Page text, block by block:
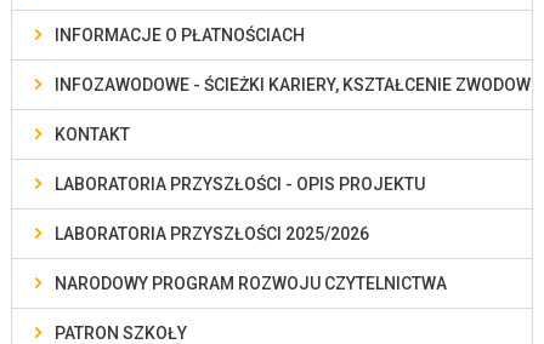
INFORMACJE O PŁATNOŚCIACH
INFOZAWODOWE - ŚCIEŻKI KARIERY, KSZTAŁCENIE ZWODOWE
KONTAKT
LABORATORIA PRZYSZŁOŚCI - OPIS PROJEKTU
LABORATORIA PRZYSZŁOŚCI 2025/2026
NARODOWY PROGRAM ROZWOJU CZYTELNICTWA
PATRON SZKOŁY